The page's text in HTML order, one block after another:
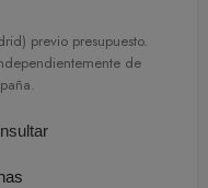
previo presupuesto.
de